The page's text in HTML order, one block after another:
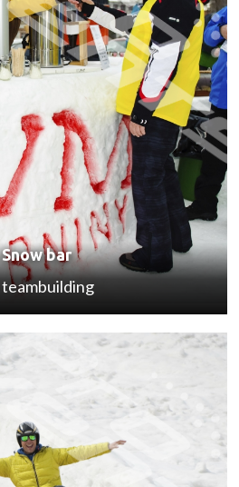
Snow bar
teambuilding